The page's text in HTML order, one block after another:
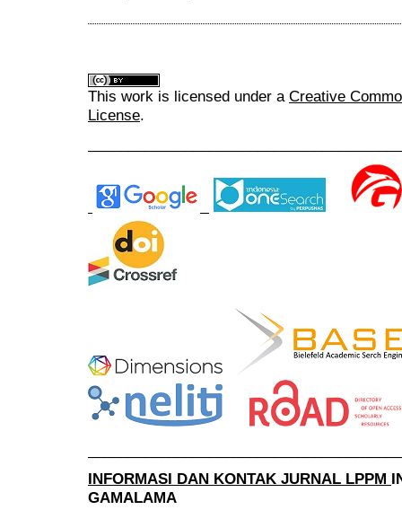
This work is licensed under a Creative
License.
INFORMASI DAN KONTAK JURNAL LPPM
GAMALAMA